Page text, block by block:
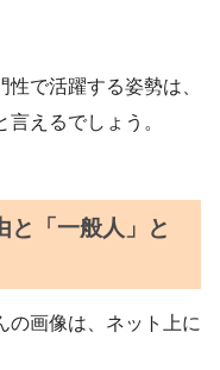
で活躍する姿勢は、
えるでしょう。
と「一般人」と
の画像は、ネット上に